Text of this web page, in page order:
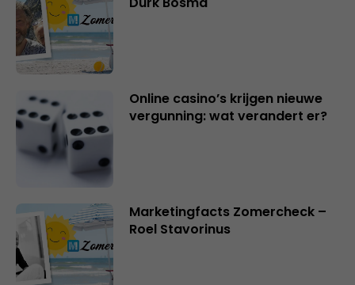
Online casino’s krijgen nieuwe
vergunning: wat verandert er?
Marketingfacts Zomercheck –
Roel Stavorinus